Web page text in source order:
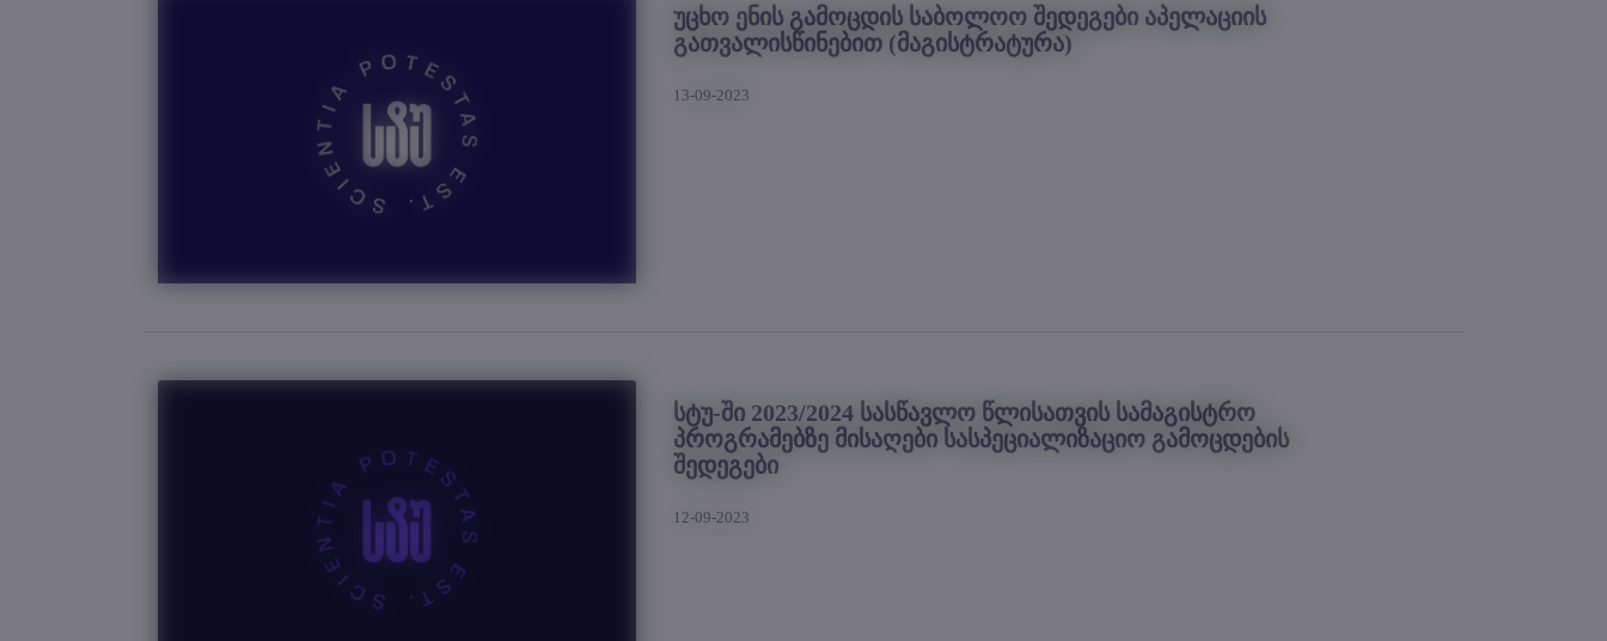
უცხო ენის გამოცდის საბოლოო შედეგები აპელაციის
გათვალისწინებით (მაგისტრატურა)
13-09-2023
სტუ-ში 2023/2024 სასწავლო წლისათვის სამაგისტრო
პროგრამებზე მისაღები სასპეციალიზაციო გამოცდების
შედეგები
12-09-2023